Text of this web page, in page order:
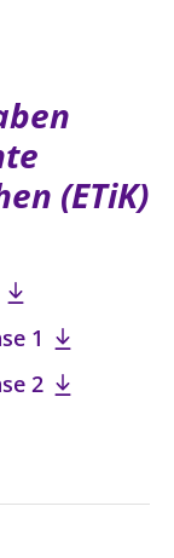
(ETiK)
1
2